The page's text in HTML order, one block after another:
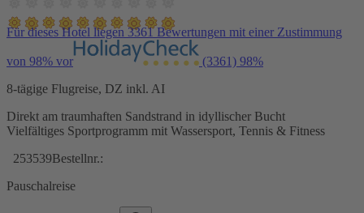
Für dieses Hotel liegen 3361 Bewertungen mit einer Zustimmung
von 98% vor (3361) 98%
8-tägige Flugreise, DZ inkl. AI
Direkt am traumhaften Sandstrand in idyllischer Bucht
Vielfältiges Sportprogramm mit Wassersport, Tennis & Fitness
253539Bestellnr.:
Pauschalreise